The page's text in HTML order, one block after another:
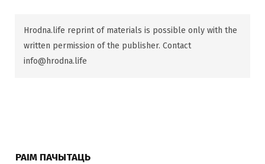
Hrodna.life reprint of materials is possible only with the
written permission of the publisher. Contact
info@hrodna.life
РАІМ ПАЧЫТАЦЬ